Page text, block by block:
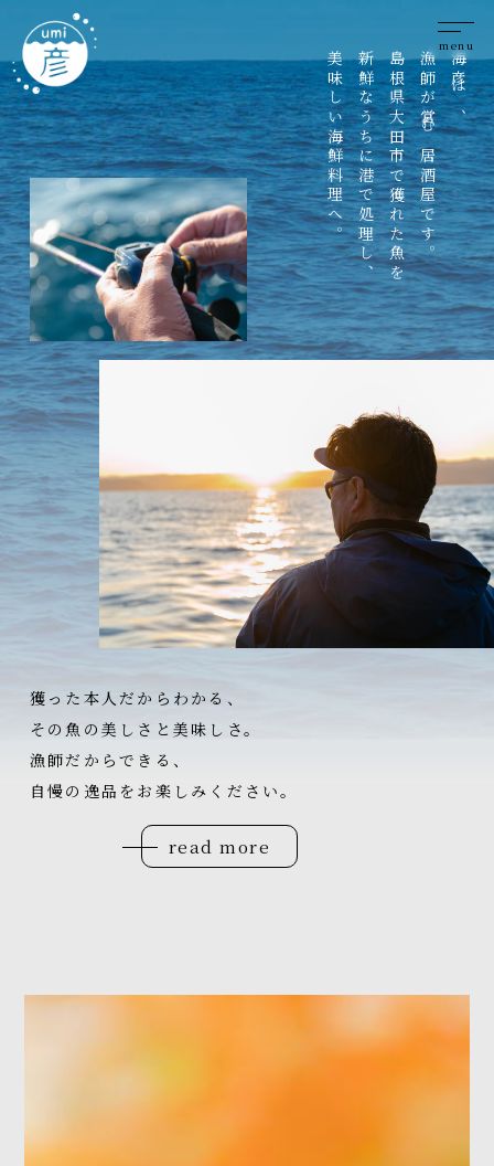
menu
漁
師
だ
か
ら
で
きる
、
魚
料
理
。
漁
師
が
つ
くる
、
魚
料
理 漁
師
だ
か
ら
で
きる
、
魚
料
理
。
海彦は、
漁師が営む居酒屋です。
島根県大田市で獲れた魚を
新鮮なうちに港で処理し、
美味しい海鮮料理へ。
獲った本人だからわかる、
その魚の美しさと美味しさ。
漁師だからできる、
自慢の逸品をお楽しみください。
read more